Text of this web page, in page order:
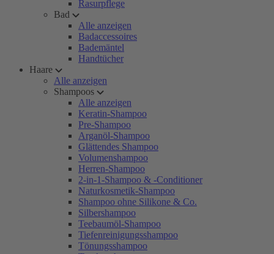
Rasurpflege
Bad
Alle anzeigen
Badaccessoires
Bademäntel
Handtücher
Haare
Alle anzeigen
Shampoos
Alle anzeigen
Keratin-Shampoo
Pre-Shampoo
Arganöl-Shampoo
Glättendes Shampoo
Volumenshampoo
Herren-Shampoo
2-in-1-Shampoo & -Conditioner
Naturkosmetik-Shampoo
Shampoo ohne Silikone & Co.
Silbershampoo
Teebaumöl-Shampoo
Tiefenreinigungsshampoo
Tönungsshampoo